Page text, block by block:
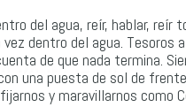
del agua, reír, hablar, reír
dentro del agua. Tesoros
de que nada termina.
una puesta de sol de
y maravillarnos